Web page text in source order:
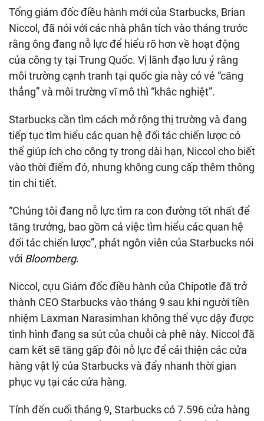
Tổng giám đốc điều hành mới của Starbucks, Brian
Niccol, đã nói với các nhà phân tích vào tháng trước
rằng ông đang nỗ lực để hiểu rõ hơn về hoạt động
của công ty tại Trung Quốc. Vị lãnh đạo lưu ý rằng
môi trường cạnh tranh tại quốc gia này có vẻ “căng
thẳng” và môi trường vĩ mô thì “khắc nghiệt”.
Starbucks cần tìm cách mở rộng thị trường và đang
tiếp tục tìm hiểu các quan hệ đối tác chiến lược có
thể giúp ích cho công ty trong dài hạn, Niccol cho biết
vào thời điểm đó, nhưng không cung cấp thêm thông
tin chi tiết.
“Chúng tôi đang nỗ lực tìm ra con đường tốt nhất để
tăng trưởng, bao gồm cả việc tìm hiểu các quan hệ
đối tác chiến lược”, phát ngôn viên của Starbucks nói
với Bloomberg.
Niccol, cựu Giám đốc điều hành của Chipotle đã trở
thành CEO Starbucks vào tháng 9 sau khi người tiền
nhiệm Laxman Narasimhan không thể vực dậy được
tình hình đang sa sút của chuỗi cà phê này. Niccol đã
cam kết sẽ tăng gấp đôi nỗ lực để cải thiện các cửa
hàng vật lý của Starbucks và đẩy nhanh thời gian
phục vụ tại các cửa hàng.
Tính đến cuối tháng 9, Starbucks có 7.596 cửa hàng